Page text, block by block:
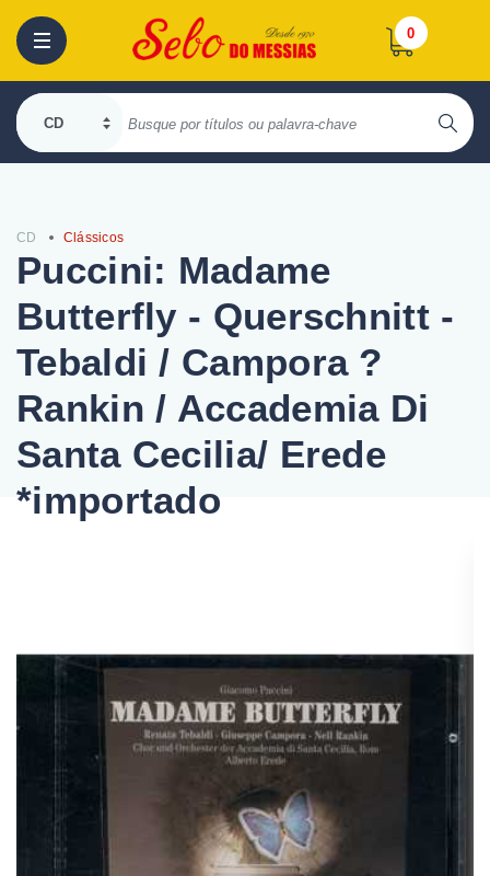
0
CD Clássicos
Puccini: Madame
Butterfly - Querschnitt -
Tebaldi / Campora ?
Rankin / Accademia Di
Santa Cecilia/ Erede
*importado